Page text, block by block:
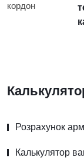
Розрахунок
Калькулятор